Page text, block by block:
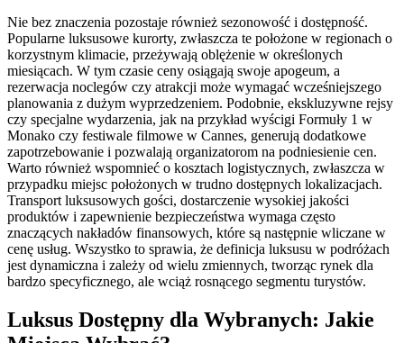
Nie bez znaczenia pozostaje również sezonowość i dostępność.
Popularne luksusowe kurorty, zwłaszcza te położone w regionach o
korzystnym klimacie, przeżywają oblężenie w określonych
miesiącach. W tym czasie ceny osiągają swoje apogeum, a
rezerwacja noclegów czy atrakcji może wymagać wcześniejszego
planowania z dużym wyprzedzeniem. Podobnie, ekskluzywne rejsy
czy specjalne wydarzenia, jak na przykład wyścigi Formuły 1 w
Monako czy festiwale filmowe w Cannes, generują dodatkowe
zapotrzebowanie i pozwalają organizatorom na podniesienie cen.
Warto również wspomnieć o kosztach logistycznych, zwłaszcza w
przypadku miejsc położonych w trudno dostępnych lokalizacjach.
Transport luksusowych gości, dostarczenie wysokiej jakości
produktów i zapewnienie bezpieczeństwa wymaga często
znaczących nakładów finansowych, które są następnie wliczane w
cenę usług. Wszystko to sprawia, że definicja luksusu w podróżach
jest dynamiczna i zależy od wielu zmiennych, tworząc rynek dla
bardzo specyficznego, ale wciąż rosnącego segmentu turystów.
Luksus Dostępny dla Wybranych: Jakie